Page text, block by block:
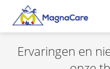
Ervaringen en